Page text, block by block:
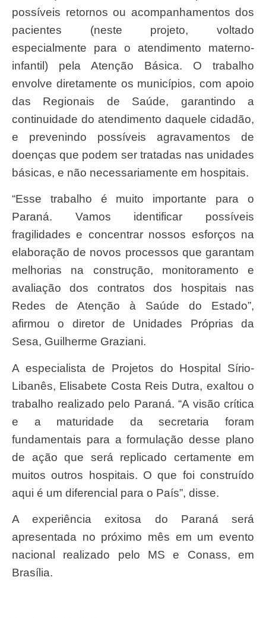
possíveis retornos ou acompanhamentos dos
pacientes (neste projeto, voltado
especialmente para o atendimento materno-
infantil) pela Atenção Básica. O trabalho
envolve diretamente os municípios, com apoio
das Regionais de Saúde, garantindo a
continuidade do atendimento daquele cidadão,
e prevenindo possíveis agravamentos de
doenças que podem ser tratadas nas unidades
básicas, e não necessariamente em hospitais.
“Esse trabalho é muito importante para o
Paraná. Vamos identificar possíveis
fragilidades e concentrar nossos esforços na
elaboração de novos processos que garantam
melhorias na construção, monitoramento e
avaliação dos contratos dos hospitais nas
Redes de Atenção à Saúde do Estado”,
afirmou o diretor de Unidades Próprias da
Sesa, Guilherme Graziani.
A especialista de Projetos do Hospital Sírio-
Libanês, Elisabete Costa Reis Dutra, exaltou o
trabalho realizado pelo Paraná. “A visão crítica
e a maturidade da secretaria foram
fundamentais para a formulação desse plano
de ação que será replicado certamente em
muitos outros hospitais. O que foi construído
aqui é um diferencial para o País”, disse.
A experiência exitosa do Paraná será
apresentada no próximo mês em um evento
nacional realizado pelo MS e Conass, em
Brasília.